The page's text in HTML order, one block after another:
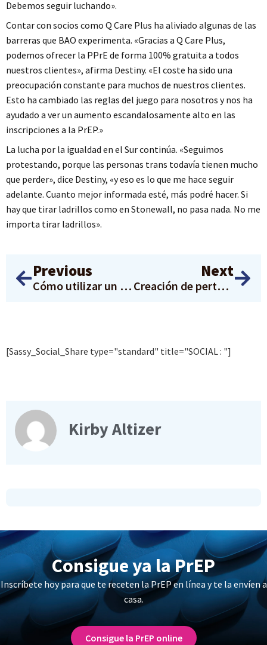
Debemos seguir luchando».
Contar con socios como Q Care Plus ha aliviado algunas de las
barreras que BAO experimenta. «Gracias a Q Care Plus,
podemos ofrecer la PPrE de forma 100% gratuita a todos
nuestros clientes», afirma Destiny. «El coste ha sido una
preocupación constante para muchos de nuestros clientes.
Esto ha cambiado las reglas del juego para nosotros y nos ha
ayudado a ver un aumento escandalosamente alto en las
inscripciones a la PrEP.»
La lucha por la igualdad en el Sur continúa. «Seguimos
protestando, porque las personas trans todavía tienen mucho
que perder», dice Destiny, «y eso es lo que me hace seguir
adelante. Cuanto mejor informada esté, más podré hacer. Si
hay que tirar ladrillos como en Stonewall, no pasa nada. No me
importa tirar ladrillos».
Previous
Cómo utilizar un kit de análisis casero de Q Care Plus
Next
Creación de pertenencia médica para las comunidades hispanas y latinas
[Sassy_Social_Share type="standard" title="SOCIAL : "]
Kirby Altizer
Consigue ya la PrEP
Inscríbete hoy para que te receten la PrEP en línea y te la envíen a
casa.
Consigue la PrEP online